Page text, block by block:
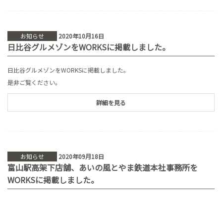
お知らせ 2020年10月16日
日比谷グルメゾンをWORKSに掲載しました。
日比谷グルメゾンをWORKSに掲載しました。
是非ご覧ください。
詳細を見る
お知らせ 2020年09月18日
富山駅高架下店舗、あいの風とやま鉄道本社事務所を
WORKSに掲載しました。